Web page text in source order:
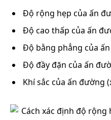
Độ rộng hẹp của ấn
Độ cao thấp của ấn
Độ bằng phẳng của
Độ đầy đặn của ấn
Khí sắc của ấn đường